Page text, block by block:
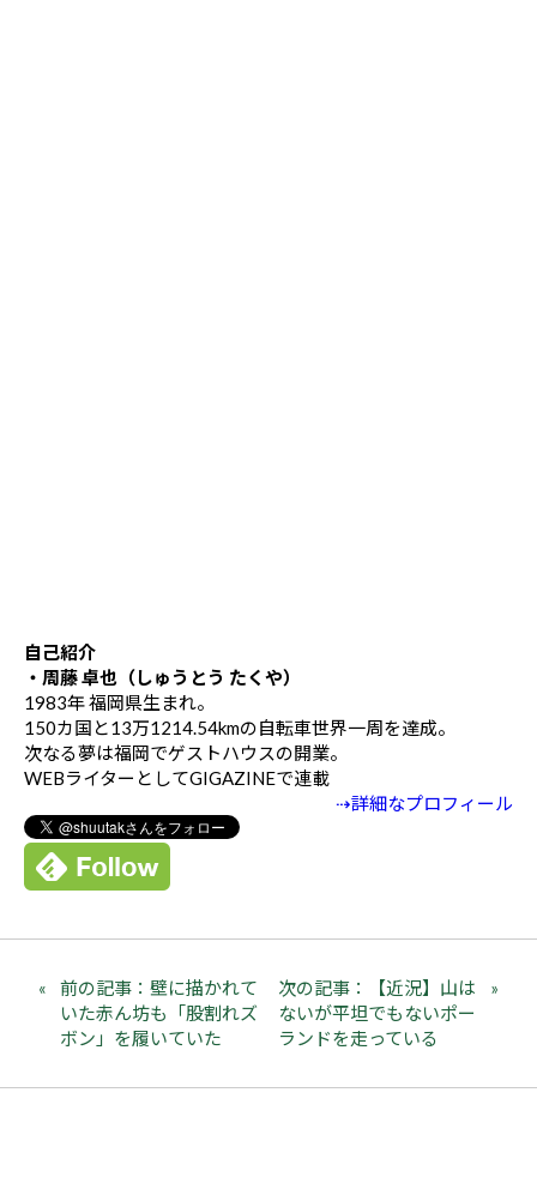
自己紹介
・周藤 卓也（しゅうとう たくや）
1983年 福岡県生まれ。
150カ国と13万1214.54kmの自転車世界一周を達成。
次なる夢は福岡でゲストハウスの開業。
WEBライターとしてGIGAZINEで連載
⇢詳細なプロフィール
前の記事：壁に描かれて
いた赤ん坊も「股割れズ
ボン」を履いていた
次の記事：【近況】山は
ないが平坦でもないポー
ランドを走っている